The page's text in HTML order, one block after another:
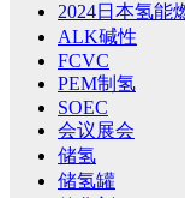
2024日本氢能
ALK碱性
FCVC
PEM制氢
SOEC
会议展会
储氢
储氢罐